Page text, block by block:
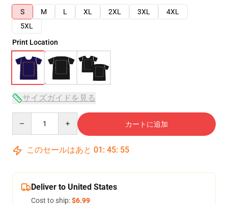
S
M L XL 2XL 3XL
4XL
5XL
Print Location
サイズガイドを見る
カートに追加
このセールはあと 01 : 45: 54
Deliver to United States
Cost to ship:$6.99